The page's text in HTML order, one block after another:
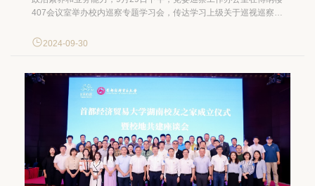
407会议室举办校内巡察专题学习会，传达学习上级关于巡视巡察工
委第二轮校内巡察各巡察组组长、副组长，党委巡察工作办公室有
2024-09-30